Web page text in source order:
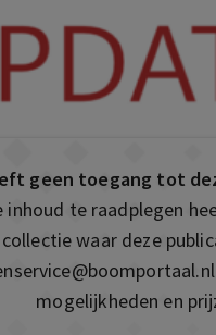
geen toegang tot
inhoud te raadplegen
waar deze
mogelijkheden en